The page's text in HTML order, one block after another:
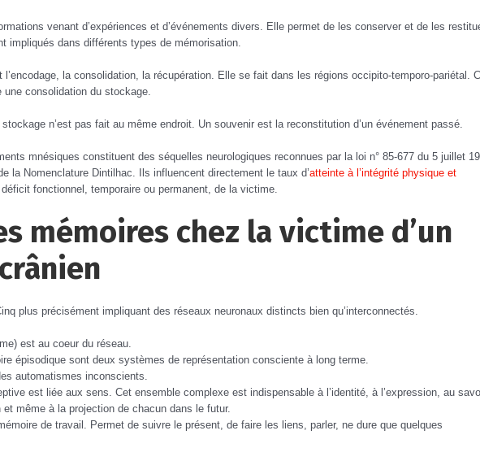
venant d’expériences et d’événements divers. Elle permet de les conserver et de les
impliqués dans différents types de mémorisation.
la consolidation, la récupération. Elle se fait dans les régions occipito-temporo-pariétal.
consolidation du stockage.
n’est pas fait au même endroit. Un souvenir est la reconstitution d’un événement passé.
mnésiques constituent des séquelles neurologiques reconnues par la loi n° 85-677 du 5 juillet
la Nomenclature Dintilhac. Ils influencent directement le taux d’atteinte à l’intégrité physique et
fonctionnel, temporaire ou permanent, de la victime.
mémoires chez la victime d’un
plus précisément impliquant des réseaux neuronaux distincts bien qu’interconnectés.
est au coeur du réseau.
épisodique sont deux systèmes de représentation consciente à long terme.
automatismes inconscients.
est liée aux sens. Cet ensemble complexe est indispensable à l’identité, à l’expression, au
même à la projection de chacun dans le futur.
de travail. Permet de suivre le présent, de faire les liens, parler, ne dure que quelques